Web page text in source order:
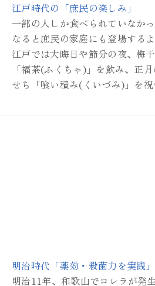
江戸時代の「庶民の楽しみ」
一部の人しか食べられていなかっ
なると庶民の家庭にも登場する
江戸では大晦日や節分の夜、梅
「福茶(ふくちゃ)」を飲み、 正
せち 「喰い積み(くいづみ)」を
明治時代「薬効・殺菌力を実践」
明治11年、和歌山でコレラが発生